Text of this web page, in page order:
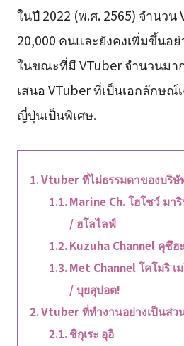
ในปี 2022 (พ.ศ. 2565) จำนวน
20,000 คนและยังคงเพิ่มขึ้นอย่
ในขณะที่มี VTuber จำนวนมา
เสนอ VTuber ที่เป็นเอกลักษณ์
ญี่ปุ่นเป็นพิเศษ.
Vtuber ที่ไม่ธรรมดาของบริ
Marine Ch. โฮโชว์ ม
/ ฮโลไลฟ์
Kuzuha Channel คุซึ
Met Channel โคโมริ
/ บุยสุปอต!
Vtuber ที่ทำงานอย่างเป็นส่ว
ชิกุเระ อุอิ